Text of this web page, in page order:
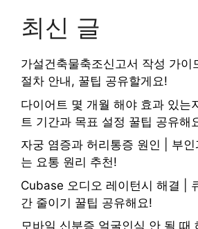
최신 글
가설건축물축조신고서 작성 가이
절차 안내, 꿀팁 공유할게요!
다이어트 몇 개월 해야 효과 있는
트 기간과 목표 설정 꿀팁 공유해
자궁 염증과 허리통증 원인 | 부
는 요통 원리 추천!
Cubase 오디오 레이턴시 해결 |
간 줄이기 꿀팁 공유해요!
모바일 신분증 얼굴인식 안 될 때